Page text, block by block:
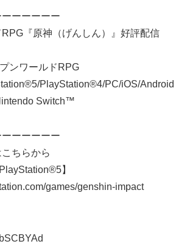
ーーーーー
『原神（げんしん）』好評配信
ンワールドRPG
PlayStation®4/PC/iOS/Android
Switch™
ーーーーー
ちらから
】
games/genshin-impact